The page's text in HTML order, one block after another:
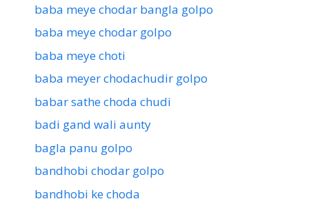
baba meye chodar bangla golpo
baba meye chodar golpo
baba meye choti
baba meyer chodachudir golpo
babar sathe choda chudi
badi gand wali aunty
bagla panu golpo
bandhobi chodar golpo
bandhobi ke choda